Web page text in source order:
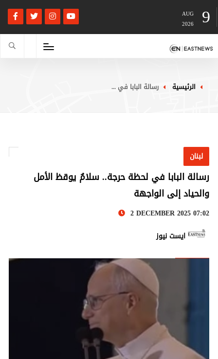
9
AUG
2026
رسالة البابا في ... الرئيسية
لبنان
رسالة البابا في لحظة حرجة.. سلامٌ يوقظ الأمل
والحياد إلى الواجهة
2 DECEMBER 2025 07:02
ايست نيوز